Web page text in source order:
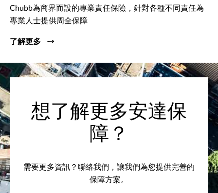
Chubb為商界而設的專業責任保險，針對各種不同責任為
專業人士提供周全保障
了解更多
想了解更多安達保
障？
需要更多資訊？聯絡我們，讓我們為您提供完善的
保障方案。